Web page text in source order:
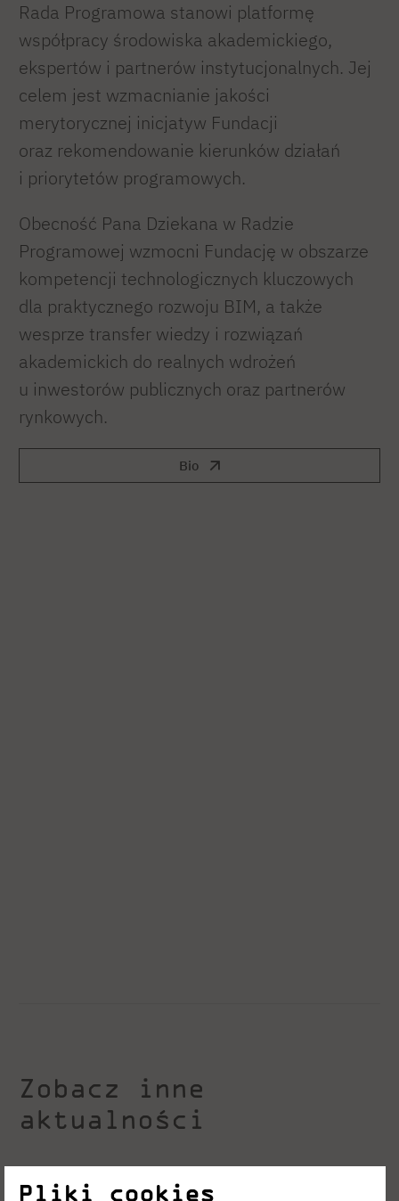
Rada Programowa stanowi platformę
współpracy środowiska akademickiego,
ekspertów i partnerów instytucjonalnych. Jej
celem jest wzmacnianie jakości
merytorycznej inicjatyw Fundacji
oraz rekomendowanie kierunków działań
i priorytetów programowych.
Obecność Pana Dziekana w Radzie
Programowej wzmocni Fundację w obszarze
kompetencji technologicznych kluczowych
dla praktycznego rozwoju BIM, a także
wesprze transfer wiedzy i rozwiązań
akademickich do realnych wdrożeń
u inwestorów publicznych oraz partnerów
rynkowych.
Bio
Zobacz inne
aktualności
Pliki cookies